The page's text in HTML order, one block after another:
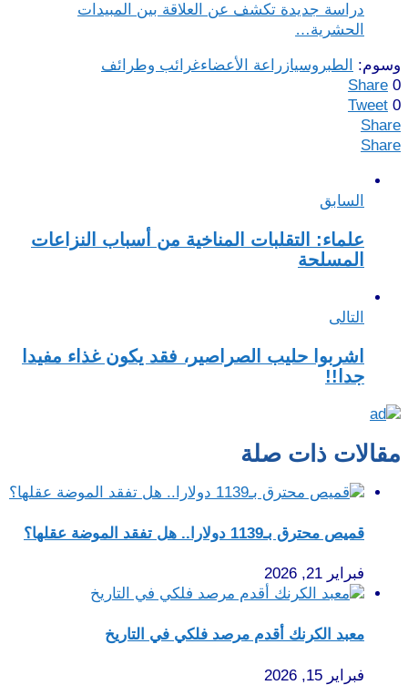
دراسة جديدة تكشف عن العلاقة بين المبيدات
الحشرية…
وسوم: الطبروسيازراعة الأعضاءغرائب وطرائف
Share 0
Tweet 0
Share
Share
السابق
علماء: التقلبات المناخية من أسباب النزاعات
المسلحة
التالى
اشربوا حليب الصراصير، فقد يكون غذاء مفيدا
جدا!!
مقالات ذات صلة
قميص محترق بـ1139 دولارا.. هل تفقد الموضة عقلها؟
فبراير 21, 2026
معبد الكرنك أقدم مرصد فلكي في التاريخ
فبراير 15, 2026